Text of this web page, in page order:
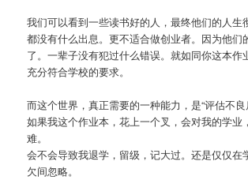
我们可以看到一些读书好的人，最终他们的人生
都没有什么出息。更不适合做创业者。因为他们
了。一辈子没有犯过什么错误。就如同你这本作
充分符合学校的要求。
而这个世界，真正需要的一种能力，是“评估不良
如果我这个作业本，花上一个叉，会对我的学业
难。
会不会导致我退学，留级，记大过。还是仅仅在
欠间忽略。